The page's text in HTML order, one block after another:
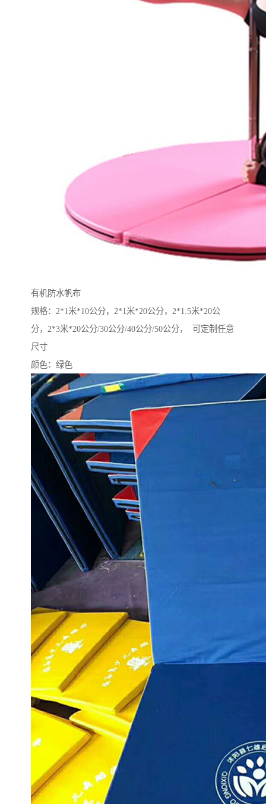
有机防水帆布
规格：2*1米*10公分，2*1米*20公分，2*1.5米*20公
分，2*3米*20公分/30公分/40公分/50公分， 可定制任意
尺寸
颜色：绿色